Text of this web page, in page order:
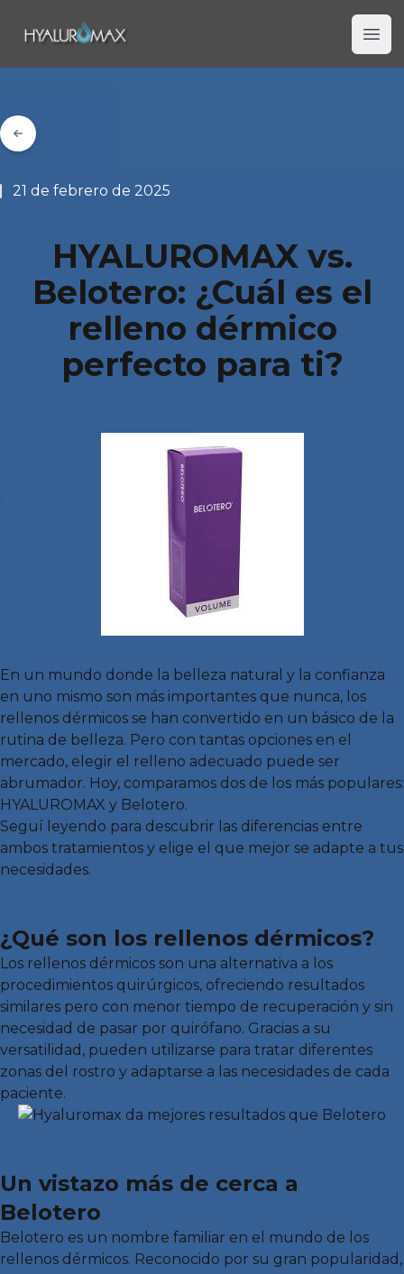
Hyaluromax
21 de febrero de 2025
HYALUROMAX vs.
Belotero: ¿Cuál es el
relleno dérmico
perfecto para ti?
En un mundo donde la belleza natural y la confianza
en uno mismo son más importantes que nunca, los
rellenos dérmicos se han convertido en un básico de la
rutina de belleza. Pero con tantas opciones en el
mercado, elegir el relleno adecuado puede ser
abrumador. Hoy, comparamos dos de los más populares:
HYALUROMAX y Belotero.
Seguí leyendo para descubrir las diferencias entre
ambos tratamientos y elige el que mejor se adapte a tus
necesidades.
¿Qué son los rellenos dérmicos?
Los rellenos dérmicos son una alternativa a los
procedimientos quirúrgicos, ofreciendo resultados
similares pero con menor tiempo de recuperación y sin
necesidad de pasar por quirófano. Gracias a su
versatilidad, pueden utilizarse para tratar diferentes
zonas del rostro y adaptarse a las necesidades de cada
paciente.
Un vistazo más de cerca a
Belotero
Belotero es un nombre familiar en el mundo de los
rellenos dérmicos. Reconocido por su gran popularidad,